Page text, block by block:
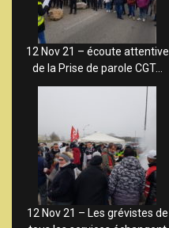
12 Nov 21 – écoute attentive
de la Prise de parole CGT…
12 Nov 21 – Les grévistes de